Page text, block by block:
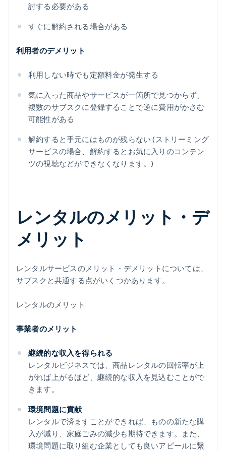
討する必要がある
すぐに解約される場合がある
利用者のデメリット
利用しない時でも定額料金が発生する
気に入った商品やサービスが一箇所で見つからず、
複数のサブスクに登録することで逆に費用がかさむ
可能性がある
解約すると手元にはものが残らない (ストリーミング
サービスの場合、解約するとお気に入りのコンテン
ツの視聴などができなくなります。)
レンタルのメリット・デ
メリット
レンタルサービスのメリット・デメリットについては、
サブスクと共通する点がいくつかあります。
レンタルのメリット
事業者のメリット
継続的な収入を得られる
レンタルビジネスでは、商品レンタルの回転率が上
がれば上がるほど、継続的な収入を見込むことがで
きます。
環境問題に貢献
レンタルで済ますことができれば、ものの新たな購
入が減り、家庭ごみの減少も期待できます。また、
環境問題に取り組む企業としても良いアピールに繋